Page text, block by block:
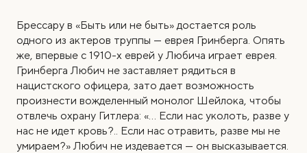
Брессару в «Быть или не быть» достается роль
одного из актеров труппы — еврея Гринберга. Опять
же, впервые с 1910-х еврей у Любича играет еврея.
Гринберга Любич не заставляет рядиться в
нацистского офицера, зато дает возможность
произнести вожделенный монолог Шейлока, чтобы
отвлечь охрану Гитлера: «… Если нас уколоть, разве у
нас не идет кровь?.. Если нас отравить, разве мы не
умираем?» Любич не издевается — он высказывается.